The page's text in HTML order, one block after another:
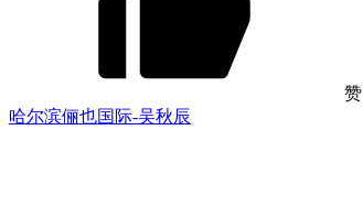
赞
哈尔滨俪也国际-吴秋辰